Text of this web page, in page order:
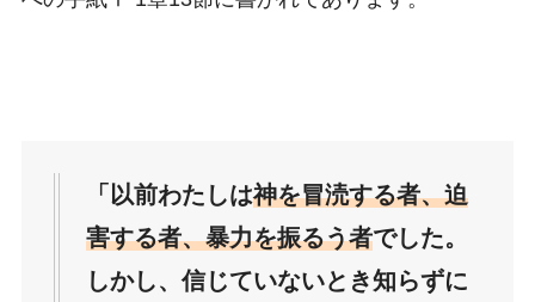
「以前わたしは神を冒涜する者、迫
害する者、暴力を振るう者でした。
しかし、信じていないとき知らずに